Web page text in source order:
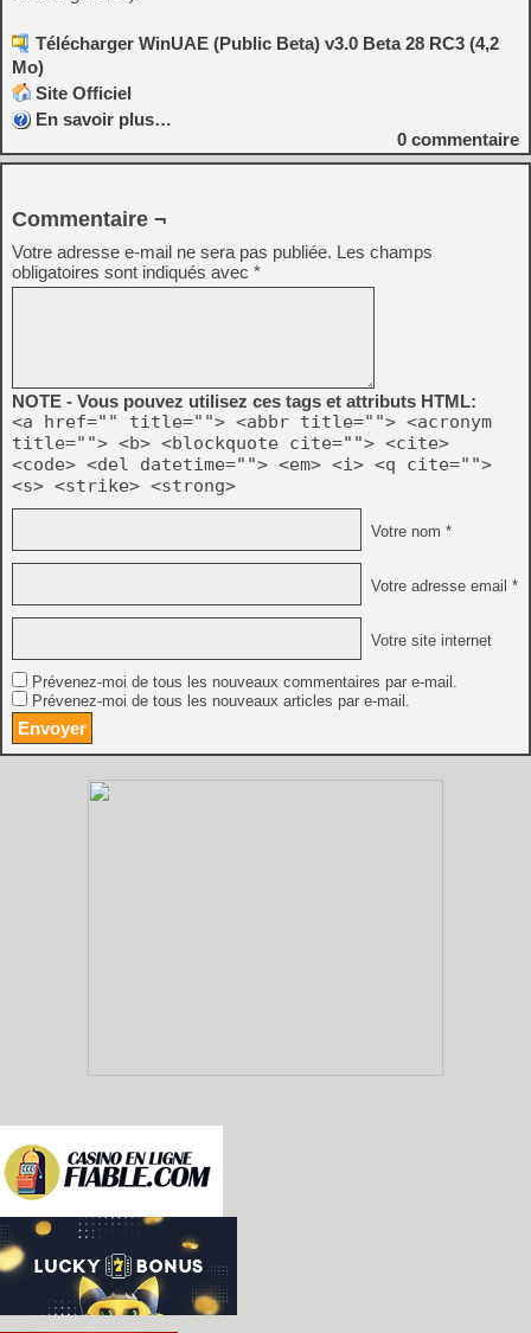
Télécharger WinUAE (Public Beta) v3.0 Beta 28 RC3 (4,2
Mo)
Site Officiel
En savoir plus…
0 commentaire
Commentaire ¬
Votre adresse e-mail ne sera pas publiée. Les champs
obligatoires sont indiqués avec *
NOTE - Vous pouvez utilisez ces tags et attributs HTML:
<a href="" title=""> <abbr title=""> <acronym
title=""> <b> <blockquote cite=""> <cite>
<code> <del datetime=""> <em> <i> <q cite="">
<s> <strike> <strong>
Votre nom *
Votre adresse email *
Votre site internet
Prévenez-moi de tous les nouveaux commentaires par e-mail.
Prévenez-moi de tous les nouveaux articles par e-mail.